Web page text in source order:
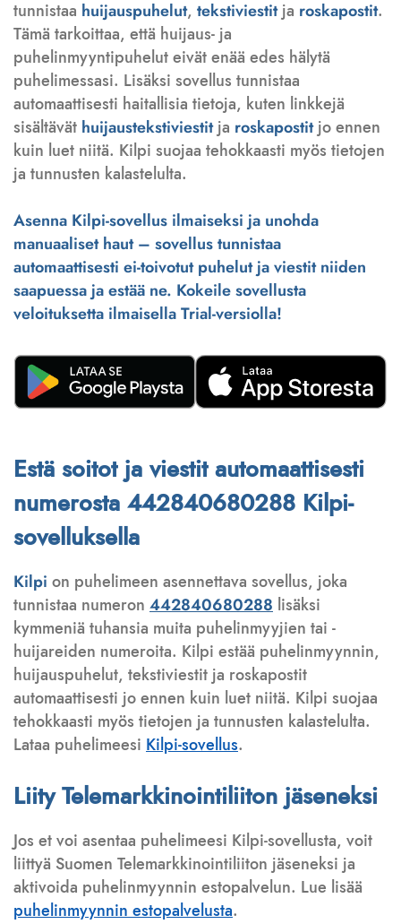
tunnistaa huijauspuhelut, tekstiviestitja roskapostit.
Tämä tarkoittaa, että huijaus- ja
puhelinmyyntipuhelut eivät enää edes hälytä
puhelimessasi. Lisäksi sovellus tunnistaa
automaattisesti haitallisia tietoja, kuten linkkejä
sisältävät huijaustekstiviestitja roskapostitjo ennen
kuin luet niitä. Kilpi suojaa tehokkaasti myös tietojen
ja tunnusten kalastelulta.
Asenna Kilpi-sovellus ilmaiseksi ja unohda
manuaaliset haut – sovellus tunnistaa
automaattisesti ei-toivotut puhelut ja viestit niiden
saapuessa ja estää ne. Kokeile sovellusta
veloituksetta ilmaisella Trial-versiolla!
Estä soitot ja viestit automaattisesti
numerosta 442840680288 Kilpi-
sovelluksella
Kilpi on puhelimeen asennettava sovellus, joka
tunnistaa numeron 442840680288 lisäksi
kymmeniä tuhansia muita puhelinmyyjien tai -
huijareiden numeroita. Kilpi estää puhelinmyynnin,
huijauspuhelut, tekstiviestit ja roskapostit
automaattisesti jo ennen kuin luet niitä. Kilpi suojaa
tehokkaasti myös tietojen ja tunnusten kalastelulta.
Lataa puhelimeesi Kilpi-sovellus.
Liity Telemarkkinointiliiton jäseneksi
Jos et voi asentaa puhelimeesi Kilpi-sovellusta, voit
liittyä Suomen Telemarkkinointiliiton jäseneksi ja
aktivoida puhelinmyynnin estopalvelun. Lue lisää
puhelinmyynnin estopalvelusta.